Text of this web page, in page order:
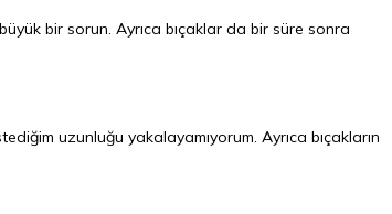
bir sorun. Ayrıca bıçaklar da bir süre sonra
uzunluğu yakalayamıyorum. Ayrıca bıçakların